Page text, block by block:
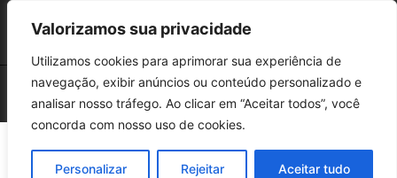
Valorizamos sua privacidade
Utilizamos cookies para aprimorar sua experiência de
navegação, exibir anúncios ou conteúdo personalizado e
analisar nosso tráfego. Ao clicar em “Aceitar todos”, você
concorda com nosso uso de cookies.
Personalizar Rejeitar Aceitar tudo